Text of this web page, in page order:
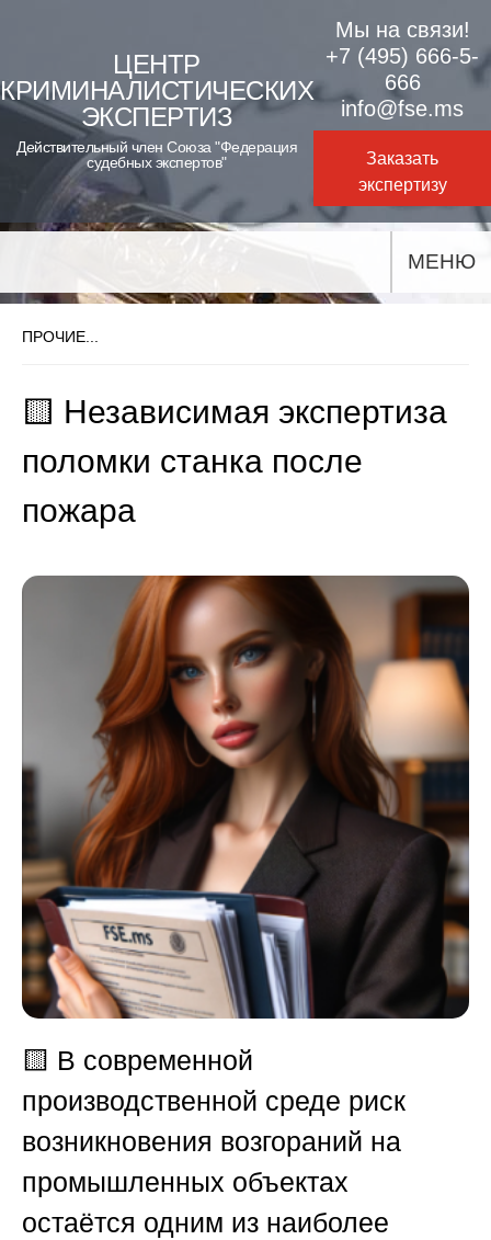
content
ЦЕНТР
КРИМИНАЛИСТИЧЕСКИХ
ЭКСПЕРТИЗ
Действительный член Союза "Федерация
судебных экспертов"
Мы на связи!
+7 (495) 666-5-
666
info@fse.ms
Заказать
экспертизу
МЕНЮ
ПРОЧИЕ...
🟨 Независимая экспертиза
поломки станка после
пожара
🟨 В современной
производственной среде риск
возникновения возгораний на
промышленных объектах
остаётся одним из наиболее